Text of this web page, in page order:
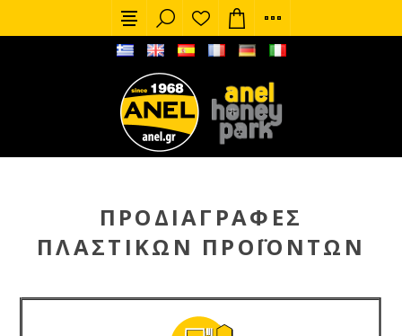
ΠΡΟΔΙΑΓΡΑΦΈΣ
ΠΛΑΣΤΙΚΏΝ ΠΡΟΪΌΝΤΩΝ